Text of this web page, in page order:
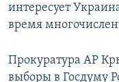
интересует
время
​Прокуратура АР
выборы в Госдуму